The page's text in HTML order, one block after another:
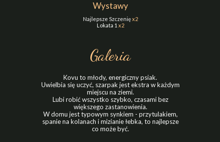
Wystawy
Najlepsze Szczenięx2
Lokata 1 x2
Galeria
Kovu to młody, energiczny psiak.
Uwielbia się uczyć, szarpak jest ekstra w każdym
miejscu na ziemi.
Lubi robić wszystko szybko, czasami bez
większego zastanowienia.
W domu jest typowym synkiem - przytulakiem,
spanie na kolanach i mizianie łebka, to najlepsze
co może być.